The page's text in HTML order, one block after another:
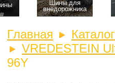
Шины для
внедорожника
Главная
VREDESTEIN
96Y